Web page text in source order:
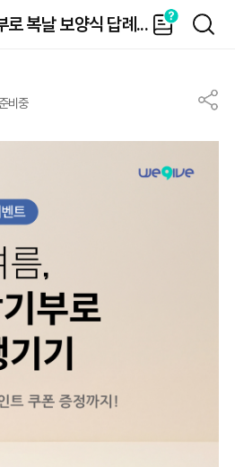
로 복날 보양식 답례... 가
이
검
색
비중